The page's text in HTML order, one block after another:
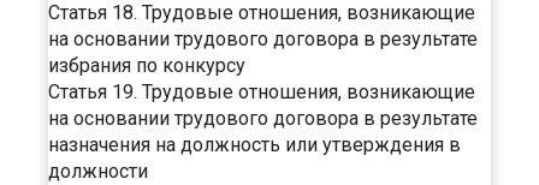
Статья 18. Трудовые отношения, возникающие
на основании трудового договора в результате
избрания по конкурсу
Статья 19. Трудовые отношения, возникающие
на основании трудового договора в результате
назначения на должность или утверждения в
должности